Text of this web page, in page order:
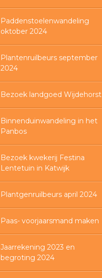
Paddenstoelenwandeling
oktober 2024
Plantenruilbeurs september
2024
Bezoek landgoed Wijdehorst
Binnenduinwandeling in het
Panbos
Bezoek kwekerij Festina
Lentetuin in Katwijk
Plantgenruilbeurs april 2024
Paas- voorjaarsmand maken
Jaarrekening 2023 en
begroting 2024